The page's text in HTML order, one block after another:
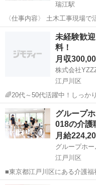
瑞江駅
〈仕事内容〉 土木工事現場
す！ 取り扱う重機は「バック
どれも自社所有です。 作業
社を拠点に都内各所になります
江戸川区 瑞江駅
未経験歓
料！
月収
株式会社
江戸川区
🌈20代～50代活躍中！しっか
を実現✨／ 【お仕事内容】 車両部品の製造補助スタッフを募集しま
す！ 難しい作業は一切ナシ！稼げるお仕
（台...
江戸川区 工場
グループ
018の介
月給
グループホ
江戸川区
■東京都江戸川区にある介護
川」で介護スタッフ正社員の求人募集。 年間休日